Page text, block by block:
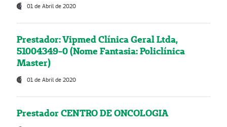
01 de Abril de 2020
Prestador: Vipmed Clínica Geral Ltda,
51004349-0 (Nome Fantasia: Policlínica
Master)
01 de Abril de 2020
Prestador CENTRO DE ONCOLOGIA